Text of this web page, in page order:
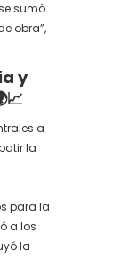
sumó
obra”,
y
a
la
para la
a los
la